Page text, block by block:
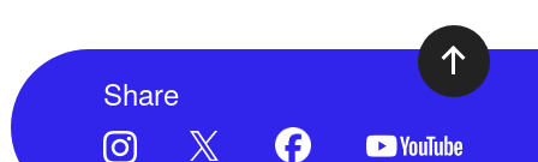
Share